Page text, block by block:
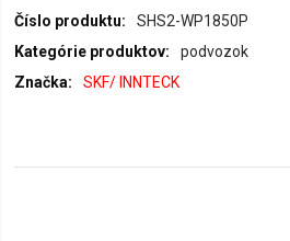
SHS2-WP1850P
podvozok
SKF/ INNTECK